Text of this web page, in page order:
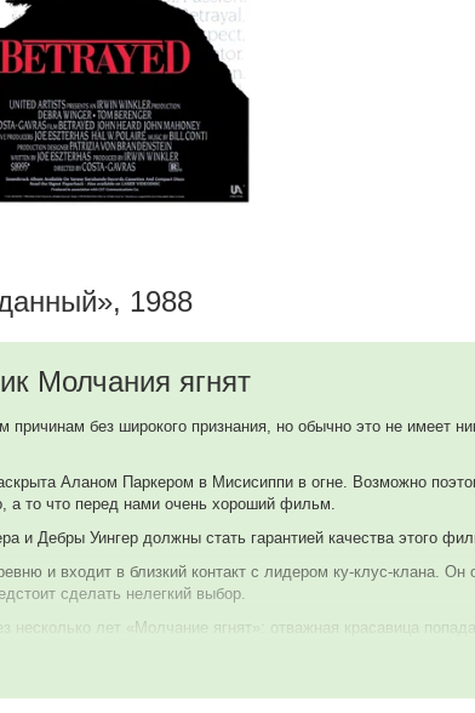
1988
Молчания ягнят
без широкого признания, но обычно это не имеет
Аланом Паркером в Мисисиппи в огне. Возможно
а то что перед нами очень хороший фильм.
и Дебры Уингер должны стать гарантией качества этого
и входит в близкий контакт с лидером ку-клус-клана. Он
сделать нелегкий выбор.
лет «Молчание ягнят»: отважная красавица
гораздо сильнее, чем работа Джоди Фостер в Молчании